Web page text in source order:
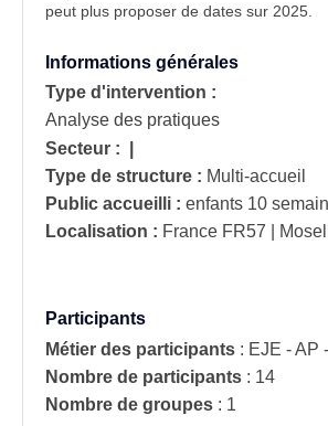
peut plus proposer de dates sur 2025.
Informations générales
Type d'intervention :
Analyse des pratiques
Secteur :
Type de structure : Multi-accueil
Public accueilli : enfants 10
Localisation : France FR57 |
Participants
Métier des participants : EJE - AP
Nombre de participants : 14
Nombre de groupes : 1